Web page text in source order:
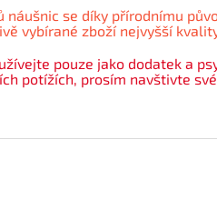
náušnic se díky přírodnímu
vybírané zboží nejvyšší
pouze jako dodatek a
potížích, prosím navštivte